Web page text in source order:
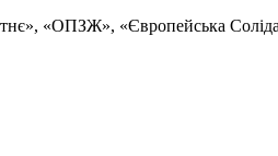
«ОПЗЖ», «Європейська